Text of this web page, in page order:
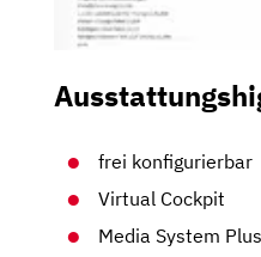
frei konfigurierbar
Virtual Cockpit
Media System